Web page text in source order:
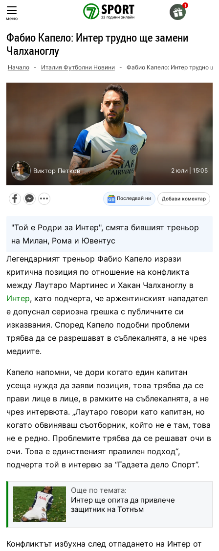
Skip
toменю
Фабио Капело: Интер трудно ще замени
Чалханоглу
Начало - Италия Футболни Новини - Фабио Капело: Интер трудно
Виктор Петков 2 юли | 15:05
Последвай ни Добави коментар
"Той е Родри за Интер", смята бившият треньор
на Милан, Рома и Ювентус
Легендарният треньор Фабио Капело изрази
критична позиция по отношение на конфликта
между Лаутаро Мартинес и Хакан Чалханоглу в
Интер, като подчерта, че аржентинският нападател
е допуснал сериозна грешка с публичните си
изказвания. Според Капело подобни проблеми
трябва да се разрешават в съблекалнята, а не чрез
медиите.
Капело напомни, че дори когато един капитан
усеща нужда да заяви позиция, това трябва да се
прави лице в лице, в рамките на съблекалнята, а не
чрез интервюта. „Лаутаро говори като капитан, но
когато обвиняваш съотборник, който не е там, това
не е редно. Проблемите трябва да се решават очи в
очи. Това е единственият правилен подход“,
подчерта той в интервю за “Гадзета дело Спорт”.
Още по темата:
Интер ще опита да привлече
защитник на Тотнъм
Конфликтът избухна след отпадането на Интер от